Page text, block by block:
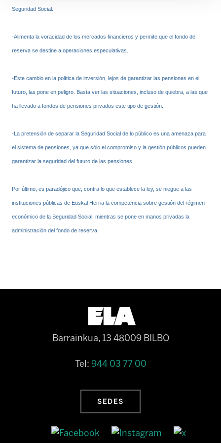
Seguridad Social.
-Alimenta la voracidad de los mercados financieros y permite que el fondo de
reserva se destine a operaciones especulativas.
-Este cambio en la política de inversión, lejos de garantizar las pensiones en el
futuro, las pone en peligro. Basta ver las situaciones, incluso de quiebra, a las que
ha llevado a fondos de pensiones privados este tipo de gestión.
-La pretensión de separar la Seguridad Social de lo público es una amenaza para
el sistema de pensiones, ya que sólo el compromiso y la gestión públicos pueden
garantizar la seguridad del futuro de las pensiones.
Por último, es paradójico que, contra lo que establece la ley, se niegue a las
instituciones públicas de Euskal Herria la competencia sobre gestión del régimen
económico de la Seguridad Social, mientras se pone en manos privadas la
administración del fondo de reserva.
Barrainkua, 13 48009 BILBO
Tel: 944 03 77 00
SEDES